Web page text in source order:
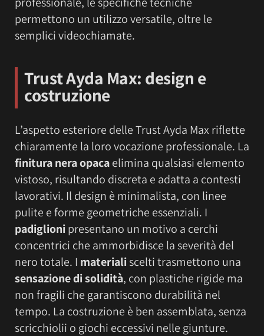
permettono un utilizzo versatile, oltre le
semplici videochiamate.
Trust Ayda Max: design e
costruzione
L’aspetto esteriore delle Trust Ayda Max riflette
chiaramente la loro vocazione professionale. La
finitura nera opacaelimina qualsiasi elemento
vistoso, risultando discreta e adatta a contesti
lavorativi. Il design è minimalista, con linee
pulite e forme geometriche essenziali. I
padiglionipresentano un motivo a cerchi
concentrici che ammorbidisce la severità del
nero totale. I materialiscelti trasmettono una
sensazione di solidità, con plastiche rigide ma
non fragili che garantiscono durabilità nel
tempo. La costruzione è ben assemblata, senza
scricchiolii o giochi eccessivi nelle giunture.